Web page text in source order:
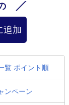
追加
覧 ポイント順
ンペーン